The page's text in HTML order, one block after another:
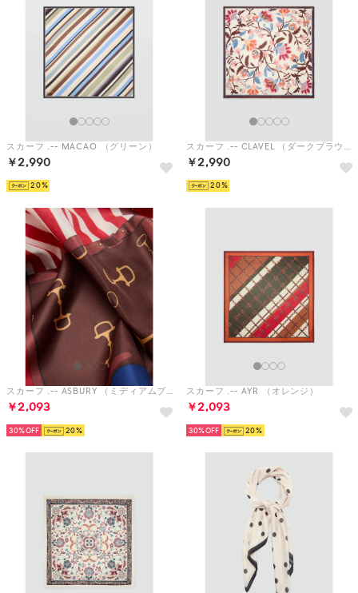
スカーフ .-- MACAO （グリーン）
￥2,990
20
スカーフ .-- CLAVEL （ダークブラウン）
￥2,990
20
スカーフ .-- ASBURY （ミディアムブルー）
￥2,093
30% 20
スカーフ .-- AYR （オレンジ）
￥2,093
30% 20